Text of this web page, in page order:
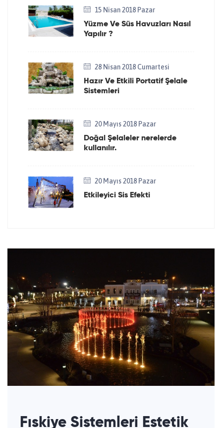
15 Nisan 2018 Pazar
Yüzme Ve Süs Havuzları Nasıl
Yapılır ?
28 Nisan 2018 Cumartesi
Hazır Ve Etkili Portatif Şelale
Sistemleri
20 Mayıs 2018 Pazar
Doğal Şelaleler nerelerde
kullanılır.
20 Mayıs 2018 Pazar
Etkileyici Sis Efekti
Fıskiye Sistemleri Estetik